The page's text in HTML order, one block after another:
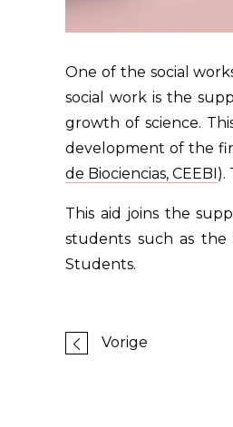
One of the social
social work is the
growth of science.
development of the
de Biociencias, CEEBI).
This aid joins the
students such as the
Students.
Vorige